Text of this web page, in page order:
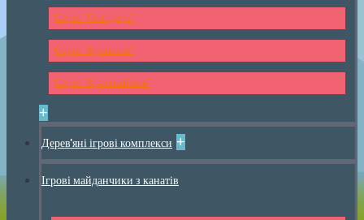
Серія "Стандарт"
Серія "Крепость"
Серія "Красный мак"
+
Дерев'яні ігрові комплекси +
Ігрові майданчики з канатів